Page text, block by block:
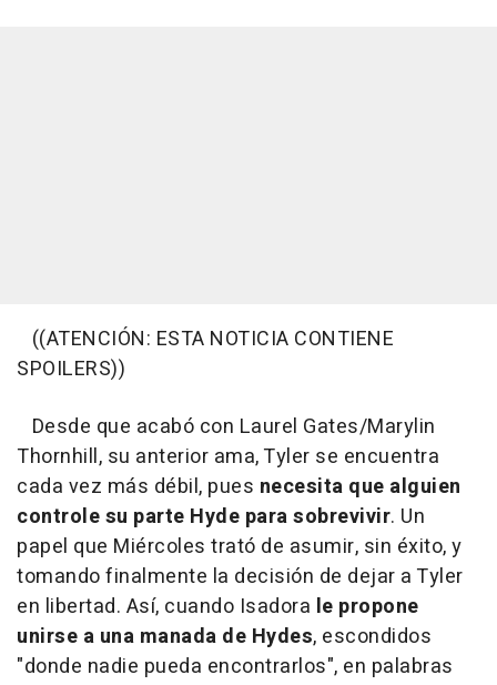
((ATENCIÓN: ESTA NOTICIA CONTIENE
SPOILERS))
Desde que acabó con Laurel Gates/Marylin
Thornhill, su anterior ama, Tyler se encuentra
cada vez más débil, pues necesita que alguien
controle su parte Hyde para sobrevivir. Un
papel que Miércoles trató de asumir, sin éxito, y
tomando finalmente la decisión de dejar a Tyler
en libertad. Así, cuando Isadora le propone
unirse a una manada de Hydes, escondidos
"donde nadie pueda encontrarlos", en palabras